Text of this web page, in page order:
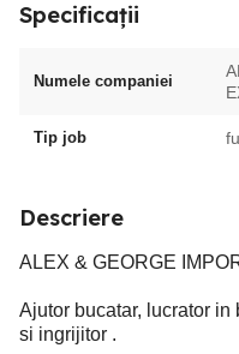
Specificații
Numele companiei
Tip job
Descriere
ALEX & GEORGE
Ajutor bucatar, lucrator in
si ingrijitor .